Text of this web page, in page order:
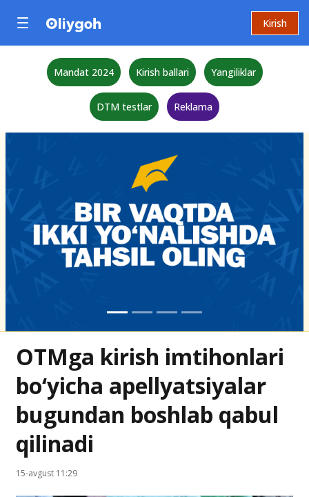
Kirish
Mandat 2024 Kirish ballari Yangiliklar
DTM testlar Reklama
OTMga kirish imtihonlari
bo‘yicha apellyatsiyalar
bugundan boshlab qabul
qilinadi
15-avgust 11:29